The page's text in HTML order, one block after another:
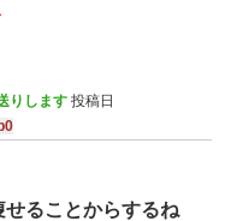
りします 投稿日
ることからするね